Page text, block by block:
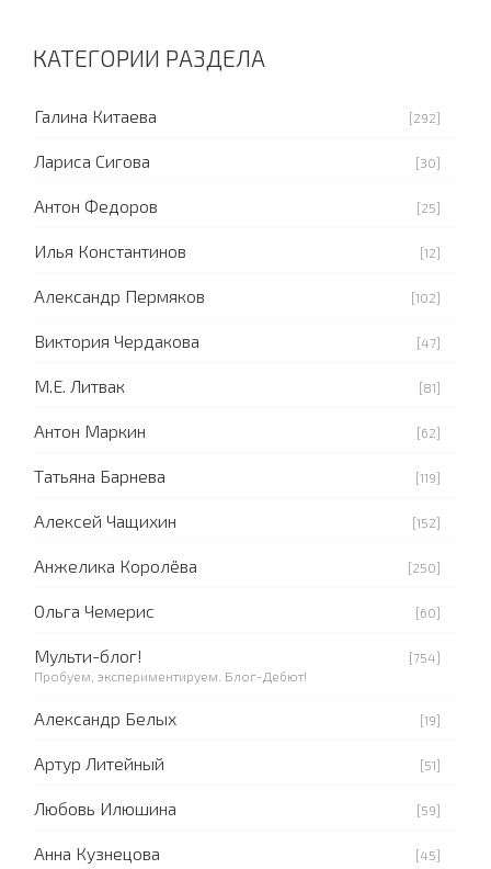
КАТЕГОРИИ РАЗДЕЛА
Галина Китаева [292]
Лариса Сигова [30]
Антон Федоров [25]
Илья Константинов [12]
Александр Пермяков [102]
Виктория Чердакова [47]
М.Е. Литвак [81]
Антон Маркин [62]
Татьяна Барнева [119]
Алексей Чащихин [152]
Анжелика Королёва [250]
Ольга Чемерис [60]
Мульти-блог!
[754]
Пробуем, экспериментируем. Блог-Дебют!
Александр Белых [19]
Артур Литейный [51]
Любовь Илюшина [59]
Анна Кузнецова [45]